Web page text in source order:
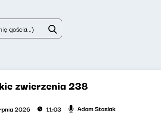
zwierzenia 238
2026 11:03 Adam Stasiak